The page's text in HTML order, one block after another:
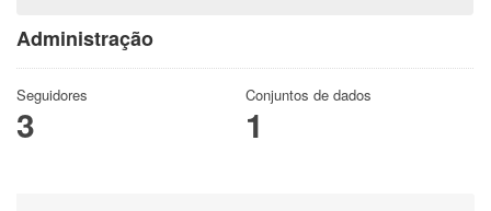
Administração
Seguidores
3
Conjuntos de dados
1